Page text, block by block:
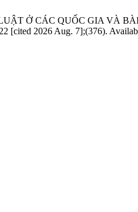
Ở CÁC QUỐC GIA VÀ
[cited 2026 Aug. 7];(376).